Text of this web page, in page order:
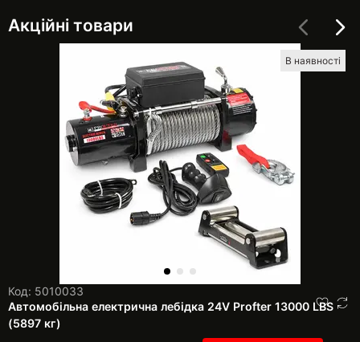
Акційні товари
В наявності
Код: 5010033
Автомобільна електрична лебідка 24V Profter 13000 LBS
(5897 кг)